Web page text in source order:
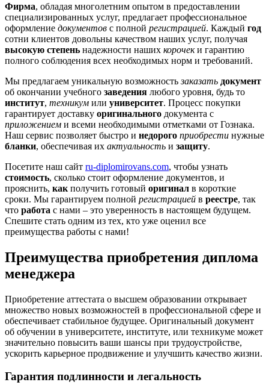
Фирма, обладая многолетним опытом в предоставлении
специализированных услуг, предлагает профессиональное
оформление документов с полной регистрацией. Каждый год
сотни клиентов довольны качеством наших услуг, получая
высокую степень надежности наших корочеки гарантию
полного соблюдения всех необходимых норм и требований.
Мы предлагаем уникальную возможностьзаказать документ
об окончании учебного заведения любого уровня, будь то
институт, техникум или университет. Процесс покупки
гарантирует доставку оригинального документа с
приложением и всеми необходимыми отметками от Гознака.
Наш сервис позволяет быстро и недорого приобрести нужные
бланки, обеспечивая их актуальность и защиту.
Посетите наш сайт ru-diplomirovans.com, чтобы узнать
стоимость, сколько стоит оформление документов, и
прояснить, как получить готовый оригинал в короткие
сроки. Мы гарантируем полной регистрацией в реестре, так
что работа с нами – это уверенность в настоящем будущем.
Спешите стать одним из тех, кто уже оценил все
преимущества работы с нами!
Преимущества приобретения диплома
менеджера
Приобретение аттестата о высшем образовании открывает
множество новых возможностей в профессиональной сфере и
обеспечивает стабильное будущее. Оригинальный документ
об обучении в университете, институте, или техникуме может
значительно повысить ваши шансы при трудоустройстве,
ускорить карьерное продвижение и улучшить качество жизни.
Гарантия подлинности и легальность